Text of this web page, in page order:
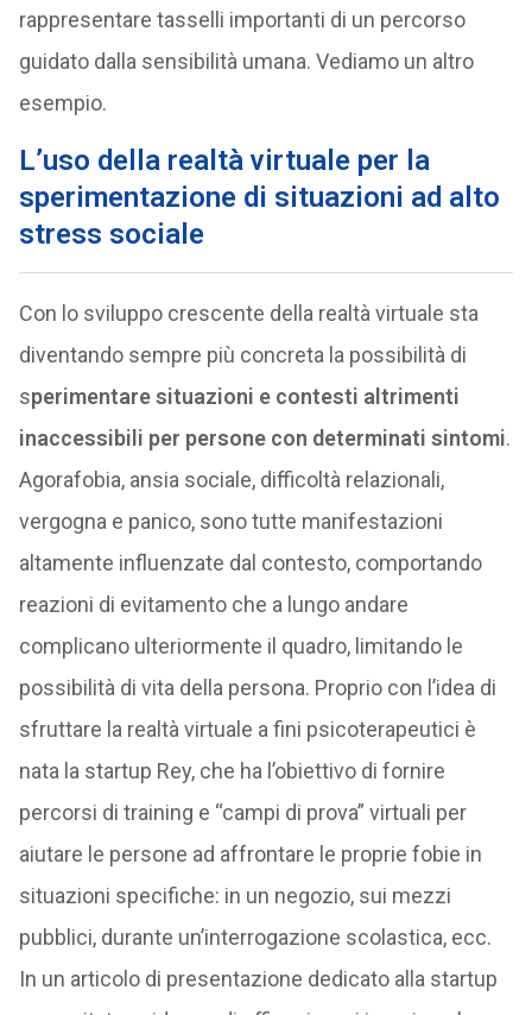
rappresentare tasselli importanti di un percorso
guidato dalla sensibilità umana. Vediamo un altro
esempio.
L’uso della realtà virtuale per la
sperimentazione di situazioni ad alto
stress sociale
Con lo sviluppo crescente della realtà virtuale sta
diventando sempre più concreta la possibilità di
sperimentare situazioni e contesti altrimenti
inaccessibili per persone con determinati sintomi.
Agorafobia, ansia sociale, difficoltà relazionali,
vergogna e panico, sono tutte manifestazioni
altamente influenzate dal contesto, comportando
reazioni di evitamento che a lungo andare
complicano ulteriormente il quadro, limitando le
possibilità di vita della persona. Proprio con l’idea di
sfruttare la realtà virtuale a fini psicoterapeutici è
nata la startup Rey, che ha l’obiettivo di fornire
percorsi di training e “campi di prova” virtuali per
aiutare le persone ad affrontare le proprie fobie in
situazioni specifiche: in un negozio, sui mezzi
pubblici, durante un’interrogazione scolastica, ecc.
In un articolo di presentazione dedicato alla startup